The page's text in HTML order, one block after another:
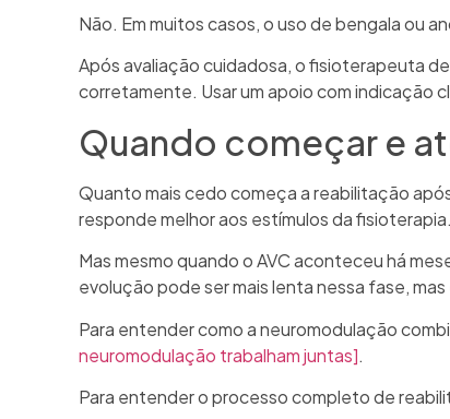
Não. Em muitos casos, o uso de bengala ou
Após avaliação cuidadosa, o fisioterapeuta
corretamente. Usar um apoio com indicação
Quando começar e
Quanto mais cedo começa a reabilitação
responde melhor aos estímulos da fisioterapia.
Mas mesmo quando o AVC aconteceu há
evolução pode ser mais lenta nessa fase,
Para entender como a neuromodulação
neuromodulação trabalham juntas].
Para entender o processo completo de